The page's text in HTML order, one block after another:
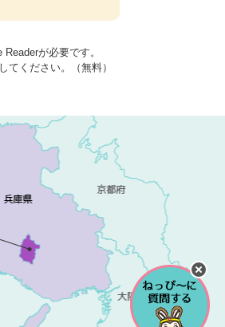
が必要です。
てください。（無料）